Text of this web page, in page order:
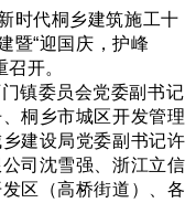
时代桐乡建筑施工十
暨“迎国庆，护峰
开。
镇委员会党委副书记
桐乡市城区开发管理
建设局党委副书记许
司沈雪强、浙江立信
区（高桥街道）、各